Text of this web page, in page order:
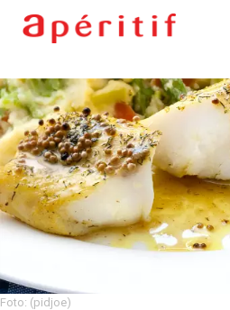
Foto: (pidjoe)